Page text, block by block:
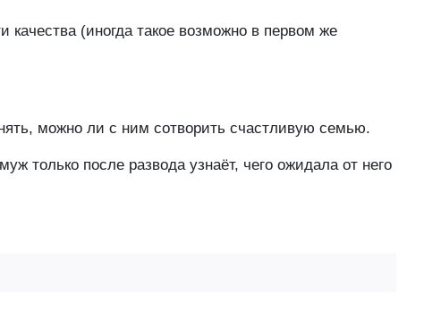
(иногда такое возможно в первом же
можно ли с ним сотворить счастливую семью.
только после развода узнаёт, чего ожидала от него